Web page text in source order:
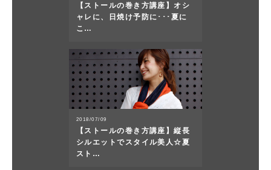
【ストールの巻き方講座】オシ
ャレに、日焼け予防に･･･夏に
こ…
2018/07/09
【ストールの巻き方講座】縦長
シルエットでスタイル美人☆夏
スト…